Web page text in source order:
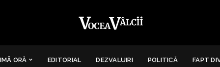
ORĂ EDITORIAL DEZVALUIRI POLITICĂ FAPT